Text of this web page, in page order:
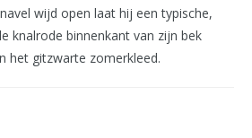
wijd open laat hij een typische,
knalrode binnenkant van zijn bek
het gitzwarte zomerkleed.